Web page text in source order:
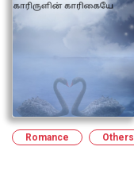
Romance Others